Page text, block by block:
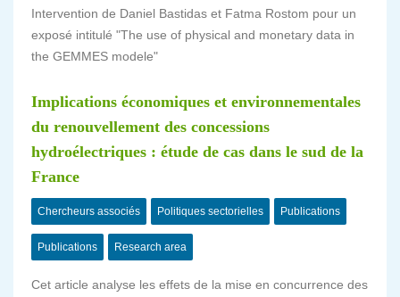
Intervention de Daniel Bastidas et Fatma Rostom pour un
exposé intitulé "The use of physical and monetary data in
the GEMMES modele"
Implications économiques et environnementales
du renouvellement des concessions
hydroélectriques : étude de cas dans le sud de la
France
Chercheurs associés Politiques sectorielles Publications
Publications Research area
Cet article analyse les effets de la mise en concurrence des